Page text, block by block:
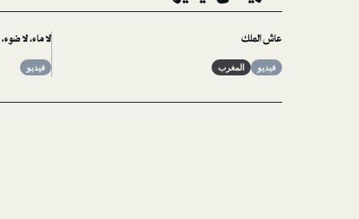
عاش الملك
فيديو المغرب
لا ماء، لا
فيديو